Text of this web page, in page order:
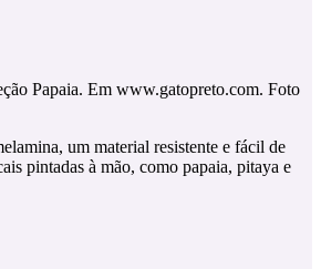
Papaia. Em www.gatopreto.com. Foto
um material resistente e fácil de
pintadas à mão, como papaia, pitaya e